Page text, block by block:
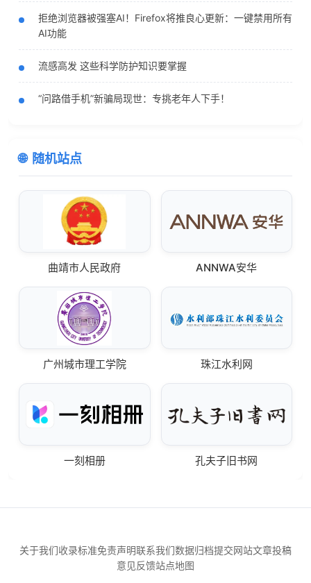
拒绝浏览器被强塞AI！Firefox将推良心更新：一键禁用所有
AI功能
流感高发 这些科学防护知识要掌握
“问路借手机”新骗局现世：专挑老年人下手！
随机站点
曲靖市人民政府 ANNWA安华
广州城市理工学院 珠江水利网
一刻相册 孔夫子旧书网
关于我们收录标准免责声明联系我们数据归档提交网站文章投稿
意见反馈站点地图